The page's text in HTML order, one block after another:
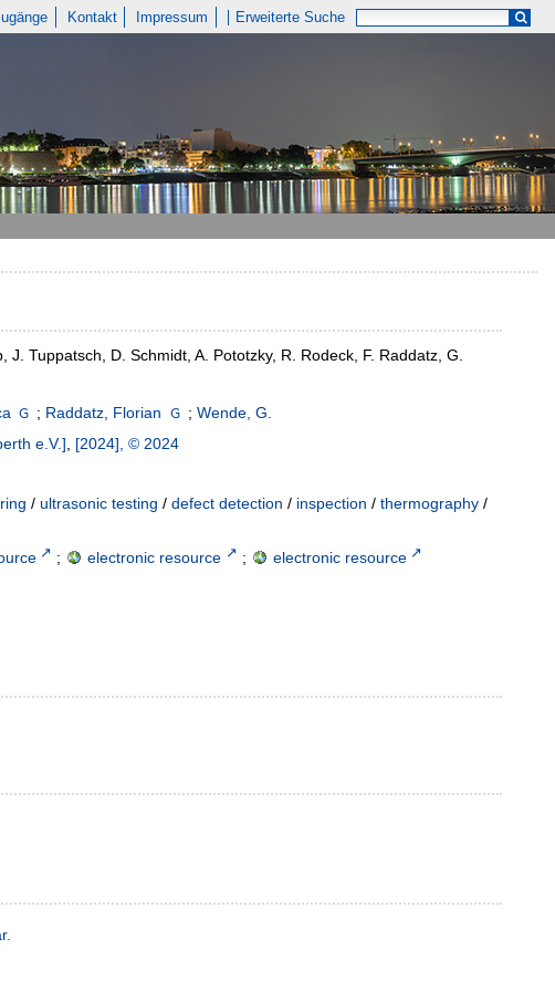
Kontakt Impressum Erweiterte Suche
Tuppatsch, D. Schmidt, A. Pototzky, R. Rodeck, F. Raddatz, G.
; Raddatz, Florian ; Wende, G.
e.V.], [2024], © 2024
/ ultrasonic testing / defect detection / inspection / thermography /
; electronic resource ;
electronic resource